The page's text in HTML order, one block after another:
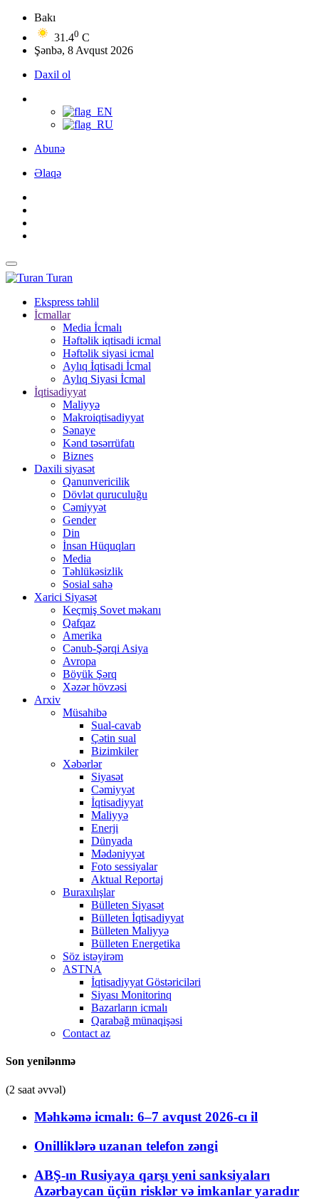
Bakı
31.40 C
Şənbə, 8 Avqust 2026
Daxil ol
Abunə
Əlaqə
Turan
Ekspress təhlil
İcmallar
Media İcmalı
Həftəlik iqtisadi icmal
Həftəlik siyasi icmal
Aylıq İqtisadi İcmal
Aylıq Siyasi İcmal
İqtisadiyyat
Maliyyə
Makroiqtisadiyyat
Sənaye
Kənd təsərrüfatı
Biznes
Daxili siyasət
Qanunvericilik
Dövlət quruculuğu
Cəmiyyət
Gender
Din
İnsan Hüquqları
Media
Təhlükəsizlik
Sosial sahə
Xarici Siyasət
Keçmiş Sovet məkanı
Qafqaz
Amerika
Cənub-Şərqi Asiya
Avropa
Böyük Şərq
Xəzər hövzəsi
Arxiv
Müsahibə
Sual-cavab
Çətin sual
Bizimkiler
Xəbərlər
Siyasət
Cəmiyyət
İqtisadiyyat
Maliyyə
Enerji
Dünyada
Mədəniyyət
Foto sessiyalar
Aktual Reportaj
Buraxılışlar
Bülleten Siyasət
Bülleten İqtisadiyyat
Bülleten Maliyyə
Bülleten Energetika
Söz istəyirəm
ASTNA
İqtisadiyyat Göstəriciləri
Siyası Monitorinq
Bazarların icmalı
Qarabağ münaqişəsi
Contact az
Son yenilənmə
(2 saat əvvəl)
Məhkəmə icmalı: 6–7 avqust 2026-cı il
Onilliklərə uzanan telefon zəngi
ABŞ-ın Rusiyaya qarşı yeni sanksiyaları
Azərbaycan üçün risklər və imkanlar yaradır